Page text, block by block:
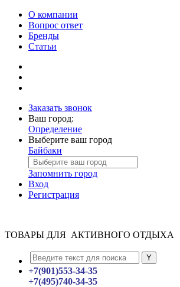
О компании
Вопрос ответ
Бренды
Статьи
Заказать звонок
Ваш город:
Определение
Выберите ваш город
Байбаки
Запомнить город
Вход
Регистрация
ТОВАРЫ ДЛЯ АКТИВНОГО ОТДЫХА
+7(901)553-34-35
+7(495)740-34-35